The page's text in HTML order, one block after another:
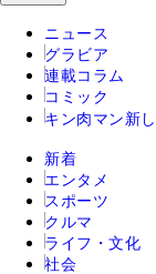
ニュース
グラビア
連載コラム
コミック
キン肉マン 新
新着
エンタメ
スポーツ
クルマ
ライフ・文化
社会